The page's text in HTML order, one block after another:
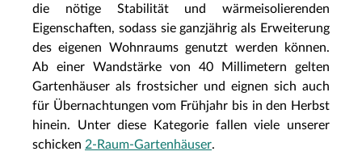
die nötige Stabilität und wärmeisolierenden
Eigenschaften, sodass sie ganzjährig als Erweiterung
des eigenen Wohnraums genutzt werden können.
Ab einer Wandstärke von 40 Millimetern gelten
Gartenhäuser als frostsicher und eignen sich auch
für Übernachtungen vom Frühjahr bis in den Herbst
hinein. Unter diese Kategorie fallen viele unserer
schicken 2-Raum-Gartenhäuser.